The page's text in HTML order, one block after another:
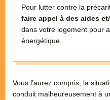
Pour lutter contre la
faire appel à des aides
dans votre logement pour
énergétique.
Vous l’aurez compris, la
conduit malheureusement à